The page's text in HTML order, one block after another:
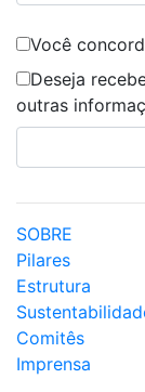
Você
Deseja
outras
SOBRE
Pilares
Estrutura
Comitês
Imprensa